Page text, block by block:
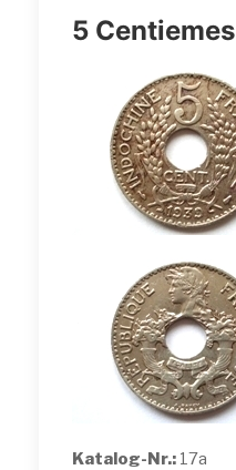
5 Centiemes
Katalog-Nr.: 17a